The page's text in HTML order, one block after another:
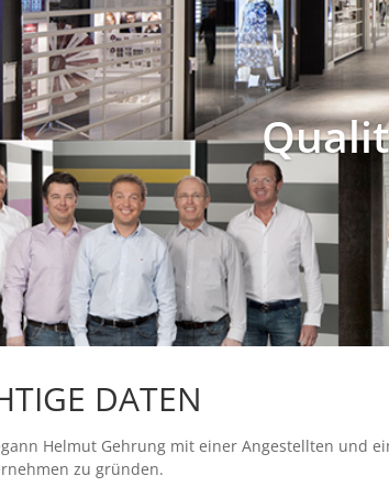
DATEN
Helmut Gehrung mit einer Angestellten und
zu gründen.